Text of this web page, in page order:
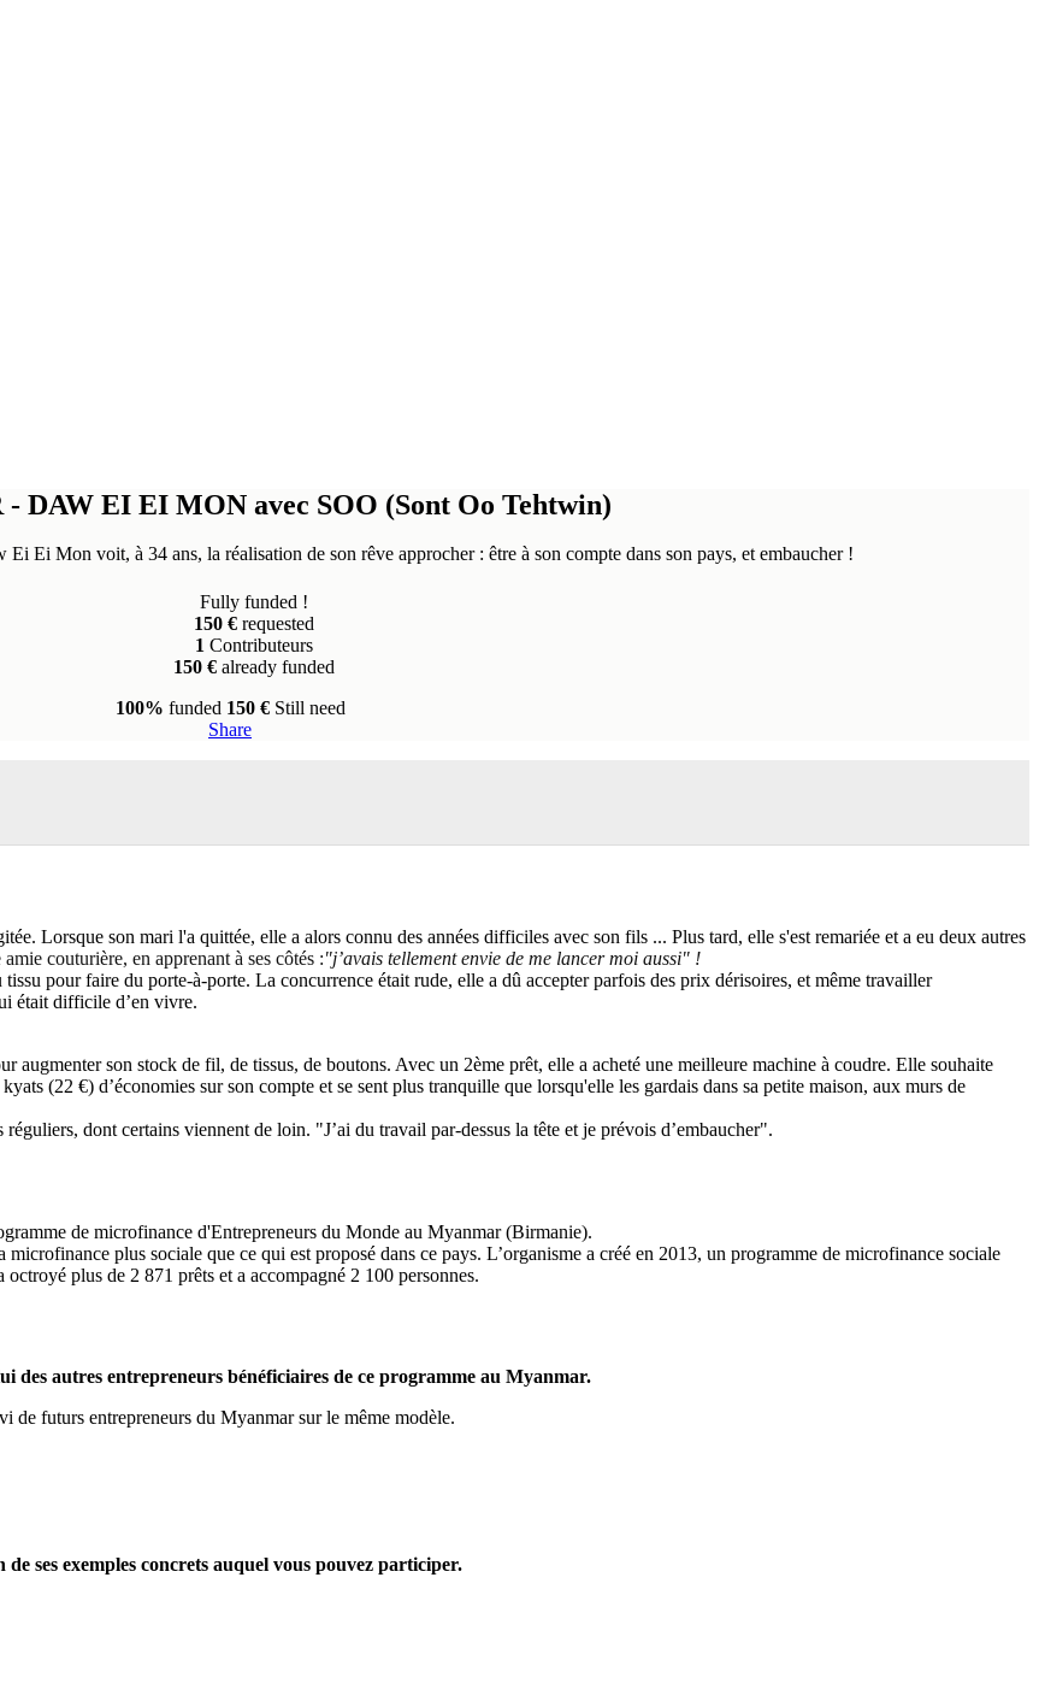
DAW EI EI MON avec SOO (Sont Oo Tehtwin)
Ei Mon voit, à 34 ans, la réalisation de son rêve approcher : être à son compte dans son pays, et embaucher !
Fully funded !
150 € requested
1 Contributeurs
150 € already funded
100% funded 150 €Still need
Share
Lorsque son mari l'a quittée, elle a alors connu des années difficiles avec son fils ... Plus tard, elle s'est remariée et a eu deux autres
amie couturière, en apprenant à ses côtés :"j’avais tellement envie de me lancer moi aussi" !
pour faire du porte-à-porte. La concurrence était rude, elle a dû accepter parfois des prix dérisoires, et même travailler
était difficile d’en vivre.
son stock de fil, de tissus, de boutons. Avec un 2ème prêt, elle a acheté une meilleure machine à coudre. Elle souhaite
(22 €) d’économies sur son compte et se sent plus tranquille que lorsqu'elle les gardais dans sa petite maison, aux murs de
dont certains viennent de loin. "J’ai du travail par-dessus la tête et je prévois d’embaucher".
de microfinance d'Entrepreneurs du Monde au Myanmar (Birmanie).
plus sociale que ce qui est proposé dans ce pays. L’organisme a créé en 2013, un programme de microfinance sociale
plus de 2 871 prêts et a accompagné 2 100 personnes.
autres entrepreneurs bénéficiaires de ce programme au Myanmar.
futurs entrepreneurs du Myanmar sur le même modèle.
ses exemples concrets auquel vous pouvez participer.